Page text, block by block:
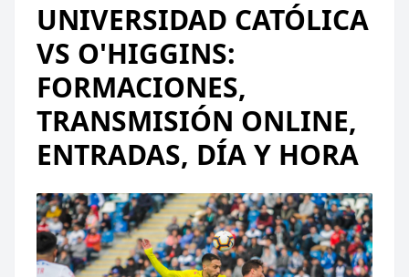
UNIVERSIDAD CATÓLICA
VS O'HIGGINS:
FORMACIONES,
TRANSMISIÓN ONLINE,
ENTRADAS, DÍA Y HORA